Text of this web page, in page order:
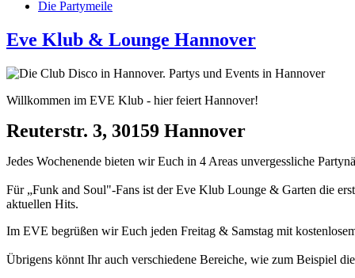
Die Partymeile
Eve Klub & Lounge Hannover
Willkommen im EVE Klub - hier feiert Hannover!
Reuterstr. 3, 30159 Hannover
Jedes Wochenende bieten wir Euch in 4 Areas unvergessliche
Für „Funk and Soul"-Fans ist der Eve Klub Lounge & Garten die
aktuellen Hits.
Im EVE begrüßen wir Euch jeden Freitag & Samstag mit
Übrigens könnt Ihr auch verschiedene Bereiche, wie zum Beispiel